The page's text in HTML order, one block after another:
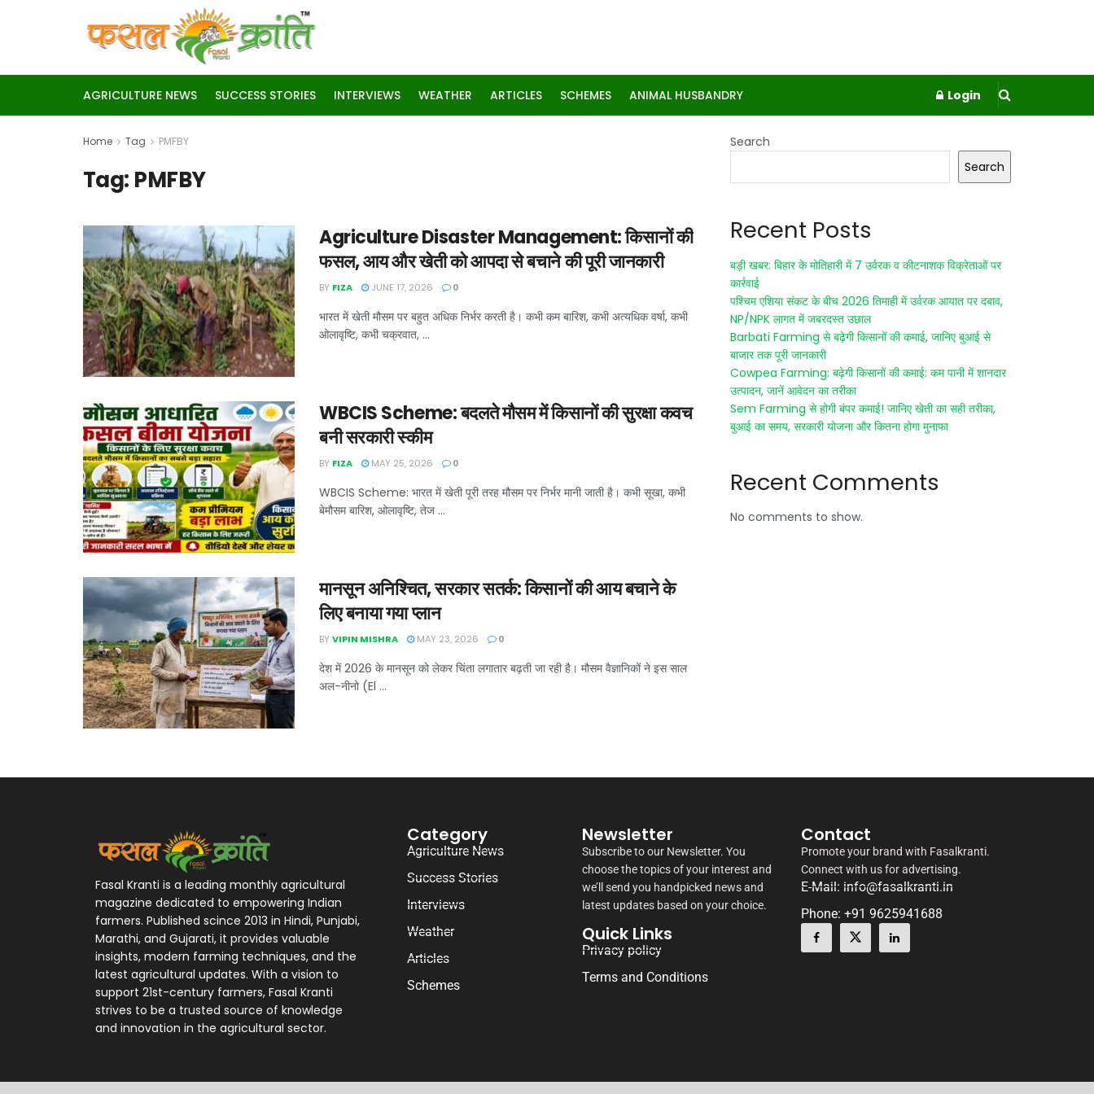
AGRICULTURE NEWS SUCCESS STORIES INTERVIEWS WEATHER ARTICLES SCHEMES ANIMAL HUSBANDRY Login
Home Tag PMFBY
Tag: PMFBY
Agriculture Disaster Management: किसानों की
फसल, आय और खेती को आपदा से बचाने की पूरी जानकारी
BY FIZA JUNE 17, 2026 0
भारत में खेती मौसम पर बहुत अधिक निर्भर करती है। कभी कम बारिश, कभी अत्यधिक वर्षा, कभी
ओलावृष्टि, कभी चक्रवात, ...
WBCIS Scheme: बदलते मौसम में किसानों की सुरक्षा कवच
बनी सरकारी स्कीम
BY FIZA MAY 25, 2026 0
WBCIS Scheme: भारत में खेती पूरी तरह मौसम पर निर्भर मानी जाती है। कभी सूखा, कभी
बेमौसम बारिश, ओलावृष्टि, तेज ...
मानसून अनिश्चित, सरकार सतर्क: किसानों की आय बचाने के
लिए बनाया गया प्लान
BY VIPIN MISHRA MAY 23, 2026 0
देश में 2026 के मानसून को लेकर चिंता लगातार बढ़ती जा रही है। मौसम वैज्ञानिकों ने इस साल
अल-नीनो (El ...
Search
Search
Recent Posts
बड़ी खबर: बिहार के मोतिहारी में 7 उर्वरक व कीटनाशक विक्रेताओं पर
कार्रवाई
पश्चिम एशिया संकट के बीच 2026 तिमाही में उर्वरक आयात पर दबाव,
NP/NPK लागत में जबरदस्त उछाल
Barbati Farming से बढ़ेगी किसानों की कमाई, जानिए बुआई से
बाजार तक पूरी जानकारी
Cowpea Farming: बढ़ेगी किसानों की कमाई: कम पानी में शानदार
उत्पादन, जानें आवेदन का तरीका
Sem Farming से होगी बंपर कमाई! जानिए खेती का सही तरीका,
बुआई का समय, सरकारी योजना और कितना होगा मुनाफा
Recent Comments
No comments to show.
Fasal Kranti is a leading monthly agricultural
magazine dedicated to empowering Indian
farmers. Published scince 2013 in Hindi, Punjabi,
Marathi, and Gujarati, it provides valuable
insights, modern farming techniques, and the
latest agricultural updates. With a vision to
support 21st-century farmers, Fasal Kranti
strives to be a trusted source of knowledge
and innovation in the agricultural sector.
Category
Agriculture News
Success Stories
Interviews
Weather
Articles
Schemes
Newsletter
Subscribe to our Newsletter. You
choose the topics of your interest and
we’ll send you handpicked news and
latest updates based on your choice.
Quick Links
Privacy policy
Terms and Conditions
Contact
Promote your brand with Fasalkranti.
Connect with us for advertising.
E-Mail: info@fasalkranti.in
Phone: +91 9625941688